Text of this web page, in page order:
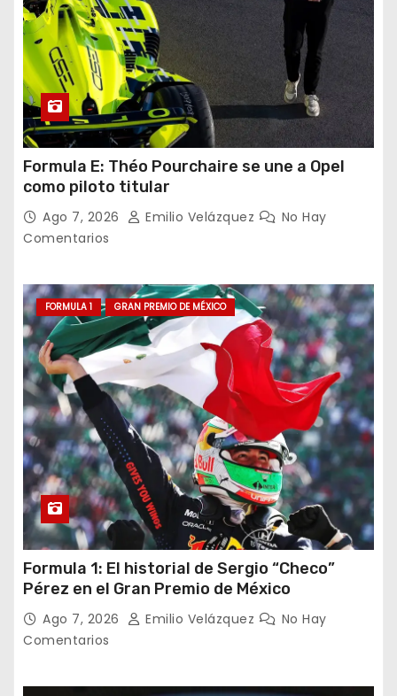
Formula E: Théo Pourchaire se une a Opel
como piloto titular
Ago 7, 2026 Emilio Velázquez
No Hay
Comentarios
FORMULA 1 GRAN PREMIO DE MÉXICO
Formula 1: El historial de Sergio “Checo”
Pérez en el Gran Premio de México
Ago 7, 2026 Emilio Velázquez
No Hay
Comentarios